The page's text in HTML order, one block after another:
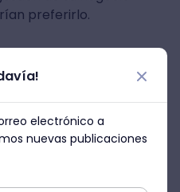
preferirlo.
herramientas de
incluye
y
En fin, puedes
electrónico a
nuevas publicaciones